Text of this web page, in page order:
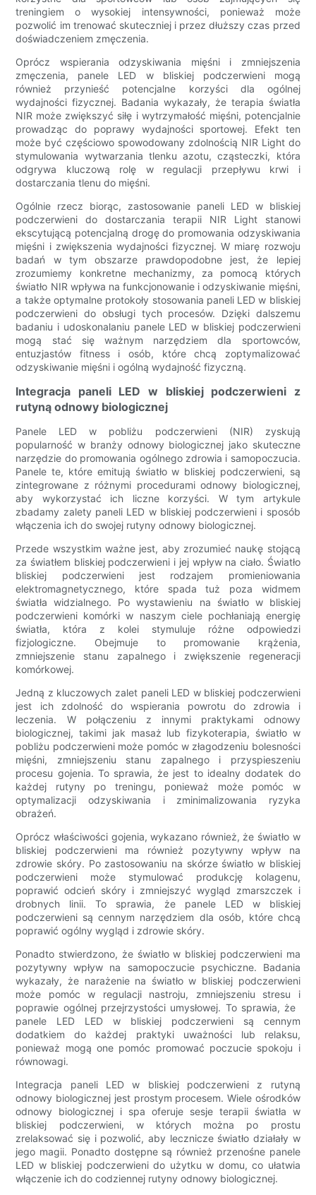
treningiem o wysokiej intensywności, ponieważ może
pozwolić im trenować skuteczniej i przez dłuższy czas przed
doświadczeniem zmęczenia.
Oprócz wspierania odzyskiwania mięśni i zmniejszenia
zmęczenia, panele LED w bliskiej podczerwieni mogą
również przynieść potencjalne korzyści dla ogólnej
wydajności fizycznej. Badania wykazały, że terapia światła
NIR może zwiększyć siłę i wytrzymałość mięśni, potencjalnie
prowadząc do poprawy wydajności sportowej. Efekt ten
może być częściowo spowodowany zdolnością NIR Light do
stymulowania wytwarzania tlenku azotu, cząsteczki, która
odgrywa kluczową rolę w regulacji przepływu krwi i
dostarczania tlenu do mięśni.
Ogólnie rzecz biorąc, zastosowanie paneli LED w bliskiej
podczerwieni do dostarczania terapii NIR Light stanowi
ekscytującą potencjalną drogę do promowania odzyskiwania
mięśni i zwiększenia wydajności fizycznej. W miarę rozwoju
badań w tym obszarze prawdopodobne jest, że lepiej
zrozumiemy konkretne mechanizmy, za pomocą których
światło NIR wpływa na funkcjonowanie i odzyskiwanie mięśni,
a także optymalne protokoły stosowania paneli LED w bliskiej
podczerwieni do obsługi tych procesów. Dzięki dalszemu
badaniu i udoskonalaniu panele LED w bliskiej podczerwieni
mogą stać się ważnym narzędziem dla sportowców,
entuzjastów fitness i osób, które chcą zoptymalizować
odzyskiwanie mięśni i ogólną wydajność fizyczną.
Integracja paneli LED w bliskiej podczerwieni z
rutyną odnowy biologicznej
Panele LED w pobliżu podczerwieni (NIR) zyskują
popularność w branży odnowy biologicznej jako skuteczne
narzędzie do promowania ogólnego zdrowia i samopoczucia.
Panele te, które emitują światło w bliskiej podczerwieni, są
zintegrowane z różnymi procedurami odnowy biologicznej,
aby wykorzystać ich liczne korzyści. W tym artykule
zbadamy zalety paneli LED w bliskiej podczerwieni i sposób
włączenia ich do swojej rutyny odnowy biologicznej.
Przede wszystkim ważne jest, aby zrozumieć naukę stojącą
za światłem bliskiej podczerwieni i jej wpływ na ciało. Światło
bliskiej podczerwieni jest rodzajem promieniowania
elektromagnetycznego, które spada tuż poza widmem
światła widzialnego. Po wystawieniu na światło w bliskiej
podczerwieni komórki w naszym ciele pochłaniają energię
światła, która z kolei stymuluje różne odpowiedzi
fizjologiczne. Obejmuje to promowanie krążenia,
zmniejszenie stanu zapalnego i zwiększenie regeneracji
komórkowej.
Jedną z kluczowych zalet paneli LED w bliskiej podczerwieni
jest ich zdolność do wspierania powrotu do zdrowia i
leczenia. W połączeniu z innymi praktykami odnowy
biologicznej, takimi jak masaż lub fizykoterapia, światło w
pobliżu podczerwieni może pomóc w złagodzeniu bolesności
mięśni, zmniejszeniu stanu zapalnego i przyspieszeniu
procesu gojenia. To sprawia, że ​​jest to idealny dodatek do
każdej rutyny po treningu, ponieważ może pomóc w
optymalizacji odzyskiwania i zminimalizowania ryzyka
obrażeń.
Oprócz właściwości gojenia, wykazano również, że światło w
bliskiej podczerwieni ma również pozytywny wpływ na
zdrowie skóry. Po zastosowaniu na skórze światło w bliskiej
podczerwieni może stymulować produkcję kolagenu,
poprawić odcień skóry i zmniejszyć wygląd zmarszczek i
drobnych linii. To sprawia, że ​​panele LED w bliskiej
podczerwieni są cennym narzędziem dla osób, które chcą
poprawić ogólny wygląd i zdrowie skóry.
Ponadto stwierdzono, że światło w bliskiej podczerwieni ma
pozytywny wpływ na samopoczucie psychiczne. Badania
wykazały, że narażenie na światło w bliskiej podczerwieni
może pomóc w regulacji nastroju, zmniejszeniu stresu i
poprawie ogólnej przejrzystości umysłowej. To sprawia, że ​​
panele LED LED w bliskiej podczerwieni są cennym
dodatkiem do każdej praktyki uważności lub relaksu,
ponieważ mogą one pomóc promować poczucie spokoju i
równowagi.
Integracja paneli LED w bliskiej podczerwieni z rutyną
odnowy biologicznej jest prostym procesem. Wiele ośrodków
odnowy biologicznej i spa oferuje sesje terapii światła w
bliskiej podczerwieni, w których można po prostu
zrelaksować się i pozwolić, aby lecznicze światło działały w
jego magii. Ponadto dostępne są również przenośne panele
LED w bliskiej podczerwieni do użytku w domu, co ułatwia
włączenie ich do codziennej rutyny odnowy biologicznej.